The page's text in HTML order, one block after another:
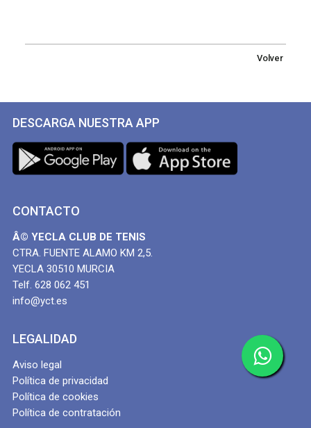
Volver
DESCARGA NUESTRA APP
CONTACTO
Â© YECLA CLUB DE TENIS
CTRA. FUENTE ALAMO KM 2,5.
YECLA 30510 MURCIA
Telf. 628 062 451
info@yct.es
LEGALIDAD
Aviso legal
Política de privacidad
Política de cookies
Política de contratación